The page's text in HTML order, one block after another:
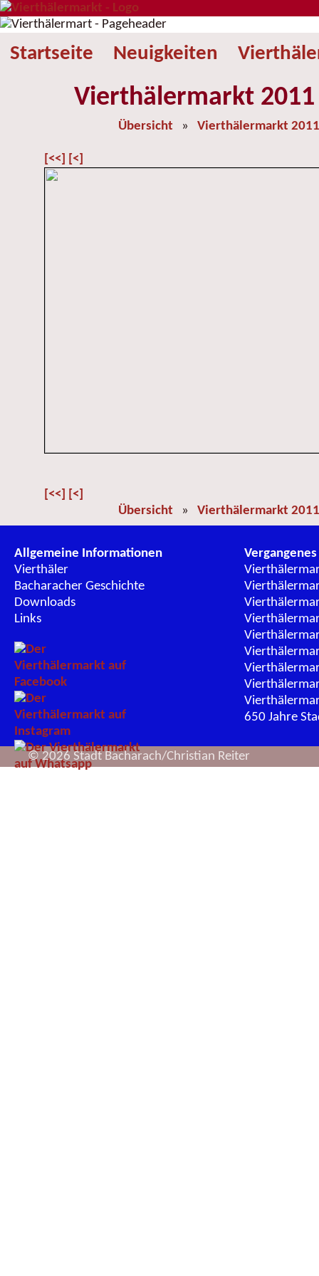
Startseite Neuigkeiten
Vierthälermarkt 2011
Übersicht » Vierthälermarkt 2011
[<<] [<]
[<<] [<]
Übersicht » Vierthälermarkt 2011
Allgemeine Informationen
Vierthäler
Bacharacher Geschichte
Downloads
Links
Vergangenes
650 Jahre
© 2026 Stadt Bacharach/Christian Reiter